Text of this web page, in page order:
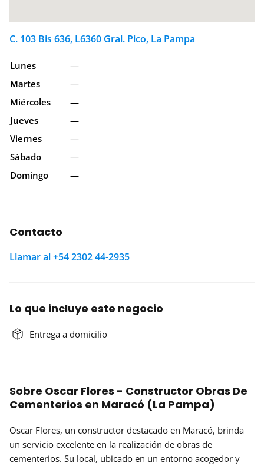
C. 103 Bis 636, L6360 Gral. Pico, La Pampa
Lunes
—
Martes
—
Miércoles
—
Jueves
—
Viernes
—
Sábado
—
Domingo
—
Contacto
Llamar al +54 2302 44-2935
Lo que incluye este negocio
Entrega a domicilio
Sobre Oscar Flores - Constructor Obras De
Cementerios en Maracó (La Pampa)
Oscar Flores, un constructor destacado en Maracó, brinda
un servicio excelente en la realización de obras de
cementerios. Su local, ubicado en un entorno acogedor y